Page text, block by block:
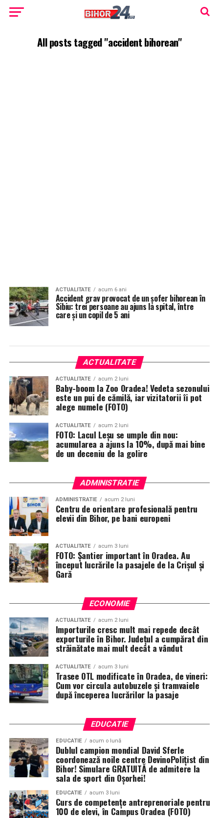
All posts tagged "accident bihorean"
ACTUALITATE acum 6 ani
Accident grav provocat de un șofer bihorean în
Sibiu: trei persoane au ajuns la spital, între
care și un copil de 5 ani
ACTUALITATE
ACTUALITATE acum 2 luni
Baby-boom la Zoo Oradea! Vedeta sezonului
este un pui de cămilă, iar vizitatorii îi pot
alege numele (FOTO)
ACTUALITATE acum 2 luni
FOTO: Lacul Leșu se umple din nou:
acumularea a ajuns la 10%, după mai bine
de un deceniu de la golire
ADMINISTRATIE
ADMINISTRATIE acum 2 luni
Centru de orientare profesională pentru
elevii din Bihor, pe bani europeni
ACTUALITATE acum 3 luni
FOTO: Șantier important în Oradea. Au
început lucrările la pasajele de la Crișul și
Gară
ECONOMIE
ACTUALITATE acum 2 luni
Importurile cresc mult mai repede decât
exporturile în Bihor. Județul a cumpărat din
străinătate mai mult decât a vândut
ACTUALITATE acum 3 luni
Trasee OTL modificate în Oradea, de vineri:
Cum vor circula autobuzele și tramvaiele
după începerea lucrărilor la pasaje
EDUCATIE
EDUCATIE acum o lună
Dublul campion mondial David Sferle
coordonează noile centre DevinoPolițist din
Bihor! Simulare GRATUITĂ de admitere la
sala de sport din Oșorhei!
EDUCATIE acum 3 luni
Curs de competențe antreprenoriale pentru
100 de elevi, în Campus Oradea (FOTO)